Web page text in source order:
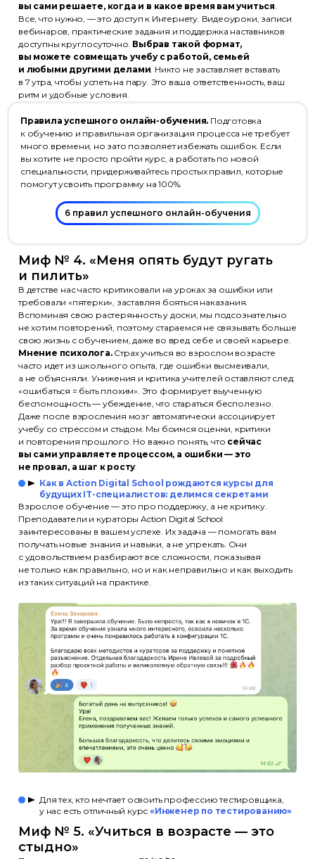
вы сами решаете, когда и в какое время вам учиться.
Все, что нужно, — это доступ к Интернету. Видеоуроки, записи
вебинаров, практические задания и поддержка наставников
доступны круглосуточно. Выбрав такой формат,
вы можете совмещать учебу с работой, семьей
и любыми другими делами. Никто не заставляет вставать
в 7 утра, чтобы успеть на пару. Это ваша ответственность, ваш
ритм и удобные условия.
Правила успешного онлайн-обучения. Подготовка
к обучению и правильная организация процесса не требует
много времени, но зато позволяет избежать ошибок. Если
вы хотите не просто пройти курс, а работать по новой
специальности, придерживайтесь простых правил, которые
помогут усвоить программу на 100%.
6 правил успешного онлайн-обучения
Миф № 4. «Меня опять будут ругать
и пилить»
В детстве нас часто критиковали на уроках за ошибки или
требовали «пятерки», заставляя бояться наказания.
Вспоминая свою растерянность у доски, мы подсознательно
не хотим повторений, поэтому стараемся не связывать больше
свою жизнь с обучением, даже во вред себе и своей карьере.
Мнение психолога.Страх учиться во взрослом возрасте
часто идет из школьного опыта, где ошибки высмеивали,
а не объясняли. Унижения и критика учителей оставляют след:
«ошибаться = быть плохим». Это формирует выученную
беспомощность — убеждение, что стараться бесполезно.
Даже после взросления мозг автоматически ассоциирует
учебу со стрессом и стыдом. Мы боимся оценки, критики
и повторения прошлого. Но важно понять, что сейчас
вы сами управляете процессом, а ошибки — это
не провал, а шаг к росту.
Как в Action Digital School рождаются курсы для
будущих IT-специалистов: делимся секретами
Взрослое обучение — это про поддержку, а не критику.
Преподаватели и кураторы Action Digital School
заинтересованы в вашем успехе. Их задача — помогать вам
получать новые знания и навыки, а не упрекать. Они
с удовольствием разбирают все сложности, показывая
не только как правильно, но и как неправильно и как выходить
из таких ситуаций на практике.
Для тех, кто мечтает освоить профессию тестировщика,
у нас есть отличный курс «Инженер по тестированию»
Миф № 5. «Учиться в возрасте — это
стыдно»